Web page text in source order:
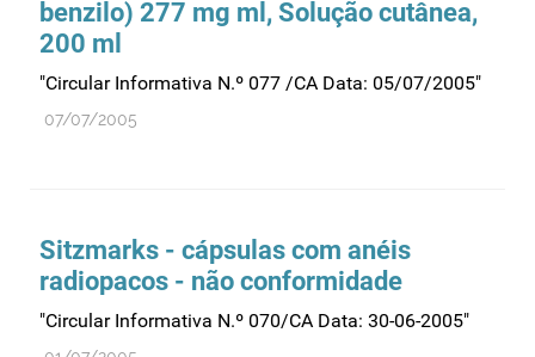
benzilo) 277 mg ml, Solução cutânea,
200 ml
"Circular Informativa N.º 077 /CA Data: 05/07/2005"
07/07/2005
Sitzmarks - cápsulas com anéis
radiopacos - não conformidade
"Circular Informativa N.º 070/CA Data: 30-06-2005"